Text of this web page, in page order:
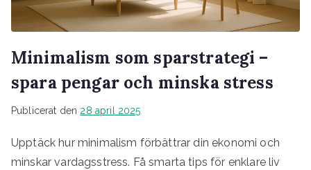
Minimalism som sparstrategi –
spara pengar och minska stress
Publicerat den 28 april 2025
Upptäck hur minimalism förbättrar din ekonomi och
minskar vardagsstress. Få smarta tips för enklare liv